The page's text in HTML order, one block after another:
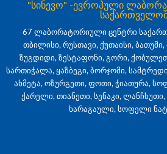
"სინევო" -ევროპული
67 ლაბორატორიული ცენტრი
თბილისი, რუსთავი, ქუთაისი,
ზუგდიდი, ზესტაფონი, გორი,
სართიჭალა, ყაზბეგი, ბორჯომი,
ახმეტა, ოზურგეთი, ფოთი, ჭიათურა,
ქარელი, თიანეთი, სენაკი,
ხარაგაული, სოფელი